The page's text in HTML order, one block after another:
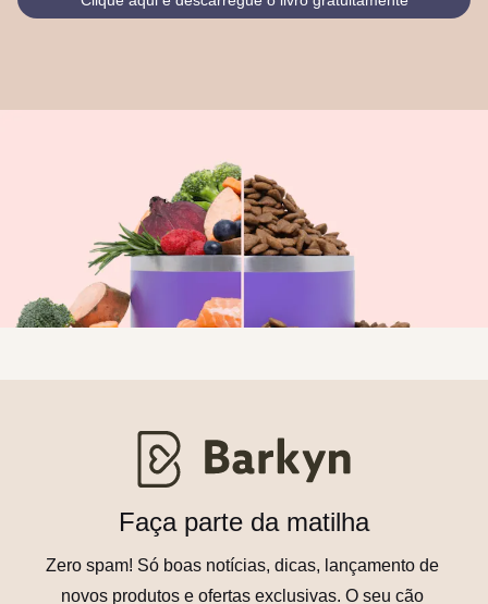
Faça parte da matilha
Zero spam! Só boas notícias, dicas, lançamento de
novos produtos e ofertas exclusivas. O seu cão